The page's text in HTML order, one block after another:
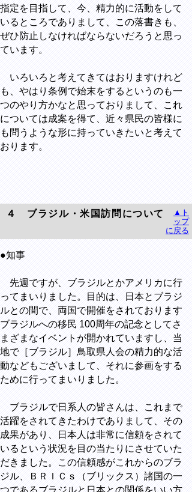
指定を目指して、今、精力的に活動をして
いるところでありまして、この落書きも、
ぜひ防止しなければならないだろうと思っ
ています。
いろいろと考えてきてはおりますけれど
も、やはり条例で始末をするというのも一
つのやり方かなと思っておりまして、これ
については成案を得て、近々県民の皆様に
も問うような形に持っていきたいと考えて
おります。
４ ブラジル・米国訪問について
▲ト
ップ
に戻る
●知事
先週ですが、ブラジルとかアメリカに行
ってまいりました。目的は、日本とブラジ
ルとの間で、両国で開催をされております
ブラジルへの移民 100周年の記念としてさ
まざまなイベントが開かれていますし、当
地で［ブラジル］鳥取県人会の精力的な活
動などもございまして、それに参画をする
ために行ってまいりました。
ブラジルで日系人の皆さんは、これまで
活躍をされてきたわけでありまして、その
成果があり、日本人は非常に信頼をされて
いるという状況を目の当たりにさせていた
だきました。この信頼感がこれからのブラ
ジル、ＢＲＩＣｓ（ブリックス）諸国の一